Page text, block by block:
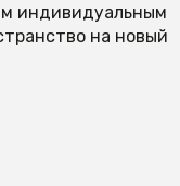
индивидуальным
на новый